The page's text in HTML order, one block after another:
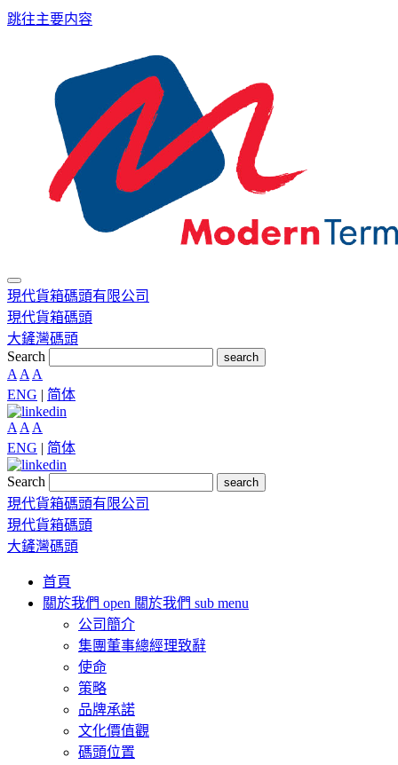
跳往主要内容
現代貨箱碼頭有限公司
現代貨箱碼頭
大鏟灣碼頭
Search
search
A A A
ENG | 简体
A A A
ENG | 简体
Search search
現代貨箱碼頭有限公司
現代貨箱碼頭
大鏟灣碼頭
首頁
關於我們 open 關於我們 sub menu
公司簡介
集團董事總經理致辭
使命
策略
品牌承諾
文化價值觀
碼頭位置